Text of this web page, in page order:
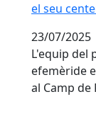
el seu
23/07/2025
L'equip del
efemèride
al Camp de